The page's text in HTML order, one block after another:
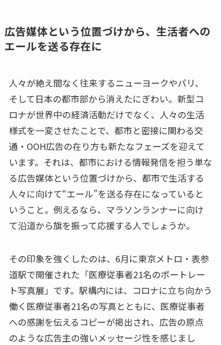
広告媒体という位置づけから、生活者への
エールを送る存在に
人々が絶え間なく往来するニューヨークやパリ、
そして日本の都市部から消えたにぎわい。新型コ
ロナが世界中の経済活動だけでなく、人々の生活
様式を一変させたことで、都市と密接に関わる交
通・OOH広告の在り方も新たなフェーズを迎えて
います。それは、都市における情報発信を担う単な
る広告媒体という位置づけから、都市で生活する
人々に向けて“エール”を送る存在になっていると
いうこと。例えるなら、マラソンランナーに向け
て沿道から旗を振って応援する人でしょうか。
その印象を強くしたのは、6月に東京メトロ・表参
道駅で開催された「医療従事者21名のポートレー
ト写真展」です。駅構内には、コロナに立ち向かう
働く医療従事者21名の写真とともに、医療従事者
への感謝を伝えるコピーが掲出され、広告の原点
のような広告主の強いメッセージ性を感じまし